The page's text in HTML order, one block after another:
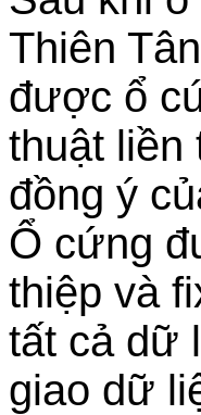
Thiên
được ổ
thuật liền
đồng ý
Ổ cứng
thiệp và
tất cả dữ
giao dữ